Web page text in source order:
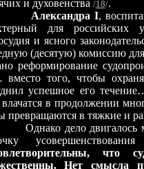
и духовенства /18/.
Александра I,
для российских
и ясного
(десятую) комиссию
реформирование
вместо того, чтобы
успешное его
влачатся в продолжении
превращаются в тяжкие и
дело двигалось
Нет смысла